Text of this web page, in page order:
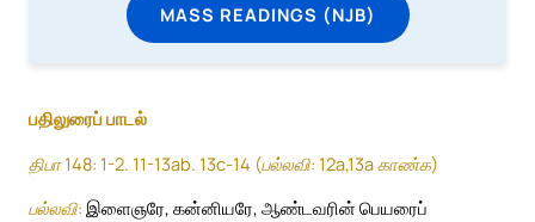
MASS READINGS (NJB)
பதிலுரைப் பாடல்
திபா 148: 1-2. 11-13ab. 13c-14 (பல்லவி: 12a,13a காண்க)
பல்லவி: இளைஞரே, கன்னியரே, ஆண்டவரின் பெயரைப்